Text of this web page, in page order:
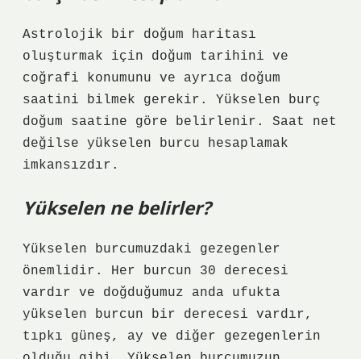
Astrolojik bir doğum haritası
oluşturmak için doğum tarihini ve
coğrafi konumunu ve ayrıca doğum
saatini bilmek gerekir. Yükselen burç
doğum saatine göre belirlenir. Saat net
değilse yükselen burcu hesaplamak
imkansızdır.
Yükselen ne belirler?
Yükselen burcumuzdaki gezegenler
önemlidir. Her burcun 30 derecesi
vardır ve doğduğumuz anda ufukta
yükselen burcun bir derecesi vardır,
tıpkı güneş, ay ve diğer gezegenlerin